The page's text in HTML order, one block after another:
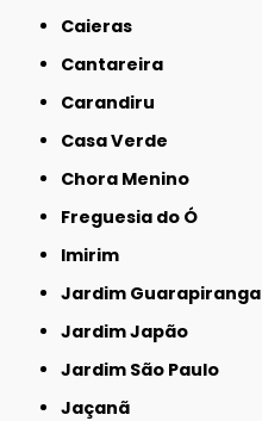
Caieras
Cantareira
Carandiru
Casa Verde
Chora Menino
Freguesia do Ó
Imirim
Jardim Guarapiranga
Jardim Japão
Jardim São Paulo
Jaçanã